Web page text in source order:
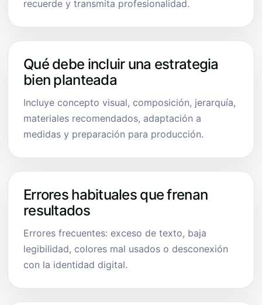
recuerde y transmita profesionalidad.
Qué debe incluir una estrategia
bien planteada
Incluye concepto visual, composición, jerarquía,
materiales recomendados, adaptación a
medidas y preparación para producción.
Errores habituales que frenan
resultados
Errores frecuentes: exceso de texto, baja
legibilidad, colores mal usados o desconexión
con la identidad digital.